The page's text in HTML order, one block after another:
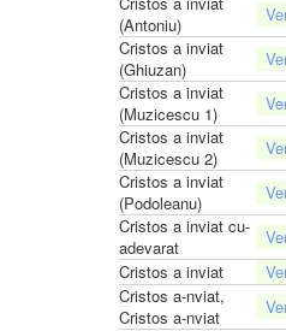
(Antoniu)
Cristos a inviat
(Ghiuzan)
Cristos a inviat
(Muzicescu 1)
Cristos a inviat
(Muzicescu 2)
Cristos a inviat
(Podoleanu)
Cristos a inviat cu-
adevarat
Cristos a inviat
Cristos a-nviat,
Cristos a-nviat